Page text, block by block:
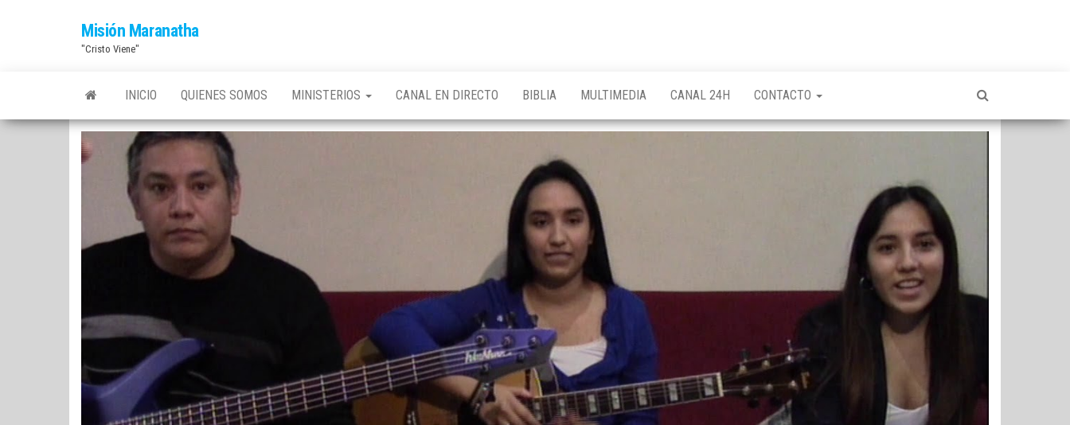
Misión Maranatha
"Cristo Viene"
INICIO QUIENES SOMOS MINISTERIOS CANAL EN DIRECTO BIBLIA MULTIMEDIA CANAL 24H CONTACTO